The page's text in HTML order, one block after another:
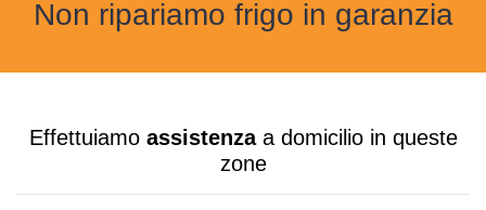
Non ripariamo frigo in garanzia
Effettuiamo assistenza a domicilio in queste
zone